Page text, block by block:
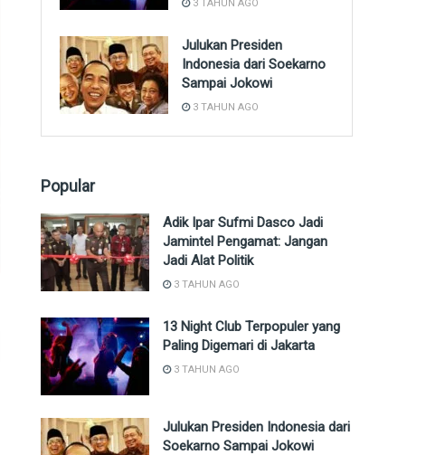
3 TAHUN AGO
Julukan Presiden
Indonesia dari Soekarno
Sampai Jokowi
3 TAHUN AGO
Popular
Adik Ipar Sufmi Dasco Jadi
Jamintel Pengamat: Jangan
Jadi Alat Politik
3 TAHUN AGO
13 Night Club Terpopuler yang
Paling Digemari di Jakarta
3 TAHUN AGO
Julukan Presiden Indonesia dari
Soekarno Sampai Jokowi